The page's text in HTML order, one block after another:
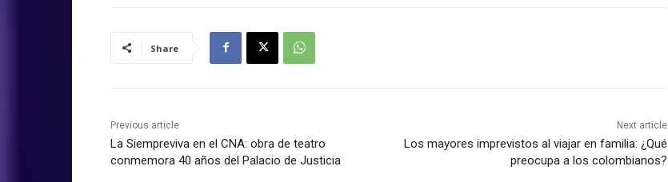
Share
Previous article
La Siempreviva en el CNA: obra de teatro
conmemora 40 años del Palacio de Justicia
Next article
Los mayores imprevistos al viajar en familia: ¿Qué
preocupa a los colombianos?